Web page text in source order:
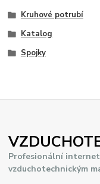
Kruhové potrubí
Katalog
Spojky
Profesionální
vzduchotechnickým